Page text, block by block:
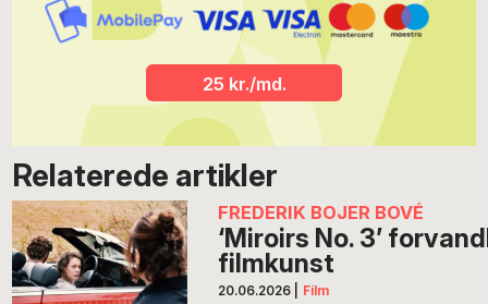
25 kr./md.
Relaterede artikler
FREDERIK BOJER BOVÉ
‘Miroirs No. 3’
filmkunst
20.06.2026 Film